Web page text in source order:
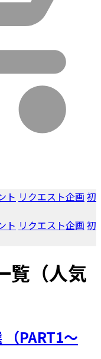
ト リクエスト企画 初
ト リクエスト企画 初
覧（人気
PART1～